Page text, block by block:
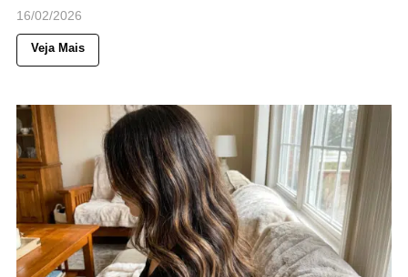
16/02/2026
Veja Mais